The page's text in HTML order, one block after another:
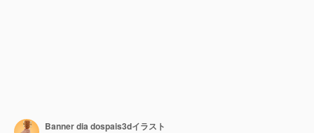
Banner dia dospais3dイラスト